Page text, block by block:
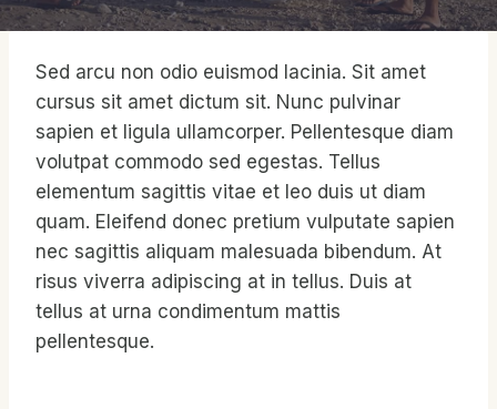
Sed arcu non odio euismod lacinia. Sit amet
cursus sit amet dictum sit. Nunc pulvinar
sapien et ligula ullamcorper. Pellentesque diam
volutpat commodo sed egestas. Tellus
elementum sagittis vitae et leo duis ut diam
quam. Eleifend donec pretium vulputate sapien
nec sagittis aliquam malesuada bibendum. At
risus viverra adipiscing at in tellus. Duis at
tellus at urna condimentum mattis
pellentesque.